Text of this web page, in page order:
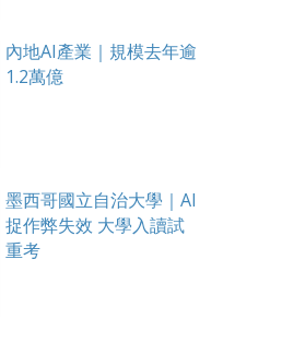
內地AI產業｜規模去年逾
1.2萬億
墨西哥國立自治大學｜AI
捉作弊失效 大學入讀試
重考